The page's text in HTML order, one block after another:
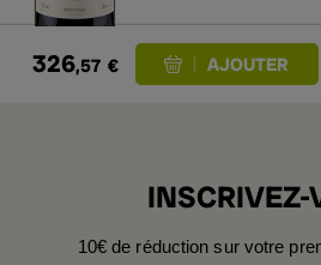
326,57 €
INSCRIVEZ-
10€ de réduction sur votre